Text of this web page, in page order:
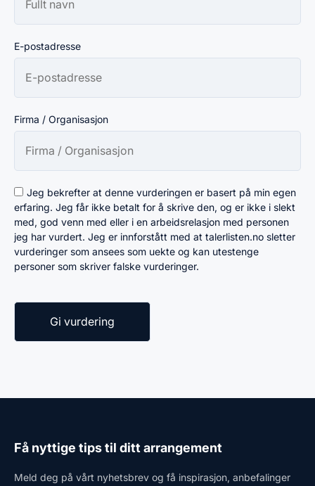
E-postadresse
Firma / Organisasjon
Jeg bekrefter at denne vurderingen er basert på min egen
erfaring. Jeg får ikke betalt for å skrive den, og er ikke i slekt
med, god venn med eller i en arbeidsrelasjon med personen
jeg har vurdert. Jeg er innforstått med at talerlisten.no sletter
vurderinger som ansees som uekte og kan utestenge
personer som skriver falske vurderinger.
Få nyttige tips til ditt arrangement
Meld deg på vårt nyhetsbrev og få inspirasjon, anbefalinger